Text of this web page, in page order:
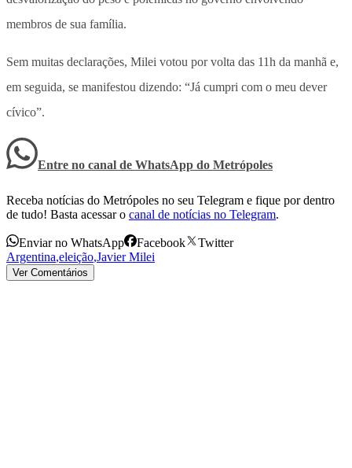
membros de sua família.
Sem muitas declarações, Milei votou por volta das 11h da manhã e,
em seguida, se manifestou dizendo: “Já cumpri com o meu dever
cívico”.
Entre no canal de WhatsApp do Metrópoles
Receba notícias do Metrópoles no seu Telegram e fique por dentro
de tudo! Basta acessar o canal de notícias no Telegram.
Enviar no WhatsApp Facebook
Twitter
Argentina,eleição,Javier Milei
Ver Comentários